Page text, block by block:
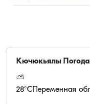
Кючюкьялы Погода
⛅
28°CПеременная